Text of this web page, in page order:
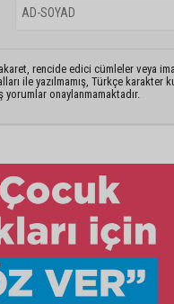
rencide edici cümleler veya
ile yazılmamış, Türkçe karakter
yorumlar onaylanmamaktadır.